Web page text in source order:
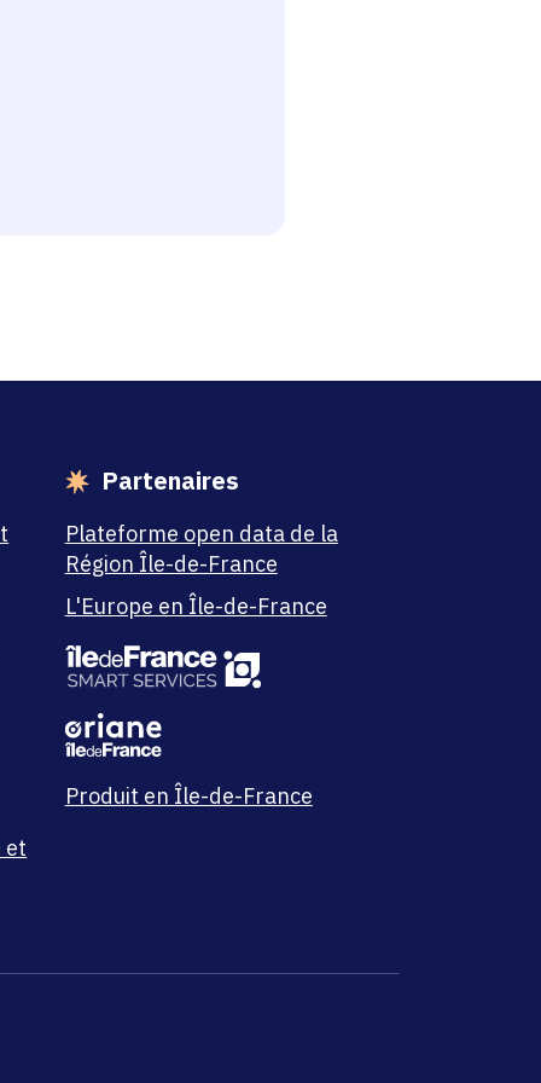
papier
et
Partenaires
Plateforme open data de la
Région Île-de-France
L'Europe en Île-de-France
Produit en Île-de-France